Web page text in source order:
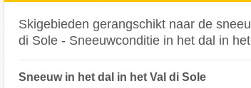
Skigebieden gerangschikt naar de
di Sole - Sneeuwconditie in het dal in
Sneeuw in het dal in het Val di Sole